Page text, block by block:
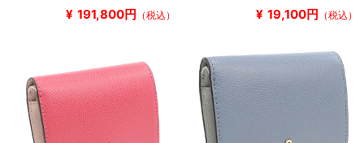
¥ 191,800円 （税込） ¥ 19,100円 （税込）